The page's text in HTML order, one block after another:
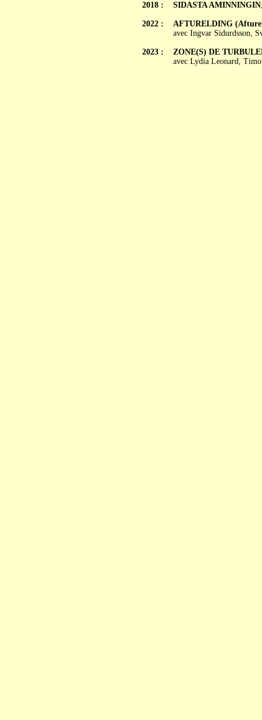
2018 :
2022 :
2023 :
SIDASTA AMINNINGIN
AFTURELDING
avec Ingvar Sidurdsson,
ZONE(S) DE
avec Lydia Leonard,